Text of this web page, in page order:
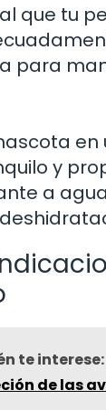
que tu
para
en
y
a
te interese:
de las